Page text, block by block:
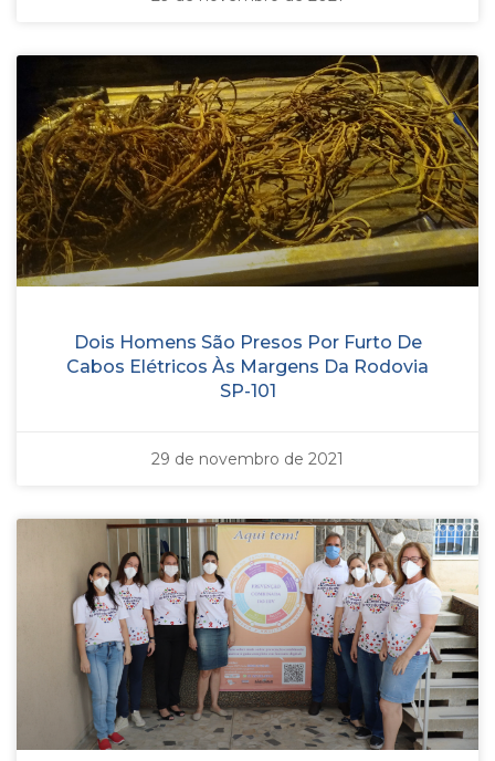
Dois Homens São Presos Por Furto De
Cabos Elétricos Às Margens Da Rodovia
SP-101
29 de novembro de 2021